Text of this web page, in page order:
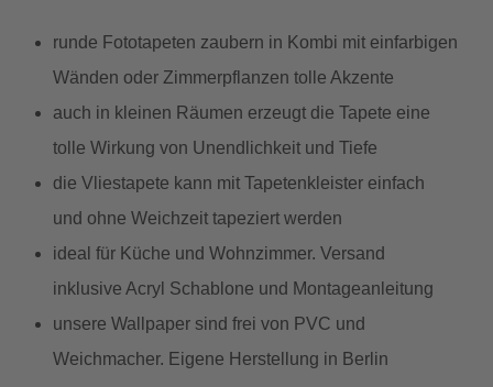
runde Fototapeten zaubern in Kombi mit einfarbigen
Wänden oder Zimmerpflanzen tolle Akzente
auch in kleinen Räumen erzeugt die Tapete eine
tolle Wirkung von Unendlichkeit und Tiefe
die Vliestapete kann mit Tapetenkleister einfach
und ohne Weichzeit tapeziert werden
ideal für Küche und Wohnzimmer. Versand
inklusive Acryl Schablone und Montageanleitung
unsere Wallpaper sind frei von PVC und
Weichmacher. Eigene Herstellung in Berlin